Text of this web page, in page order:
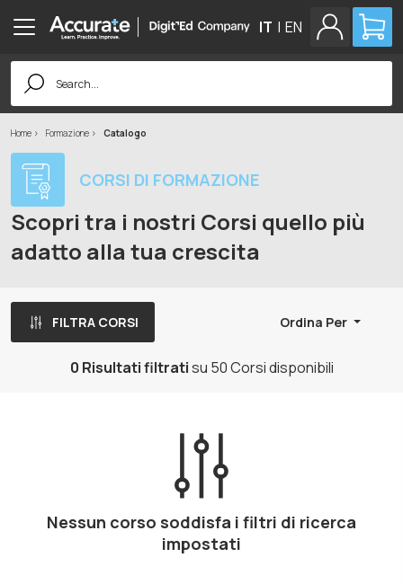
IT | EN
Search
for:
Home Formazione Catalogo
CORSI DI FORMAZIONE
Scopri tra i nostri Corsi quello più
adatto alla tua crescita
FILTRA CORSI Ordina Per
0 Risultati filtratisu 50 Corsi disponibili
Nessun corso soddisfa i filtri di ricerca
impostati